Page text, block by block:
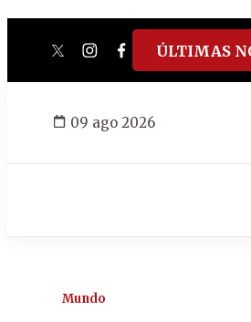
twitterinstagram
facebook
tiktok
ÚLTIMAS
09 ago 2026
Mundo